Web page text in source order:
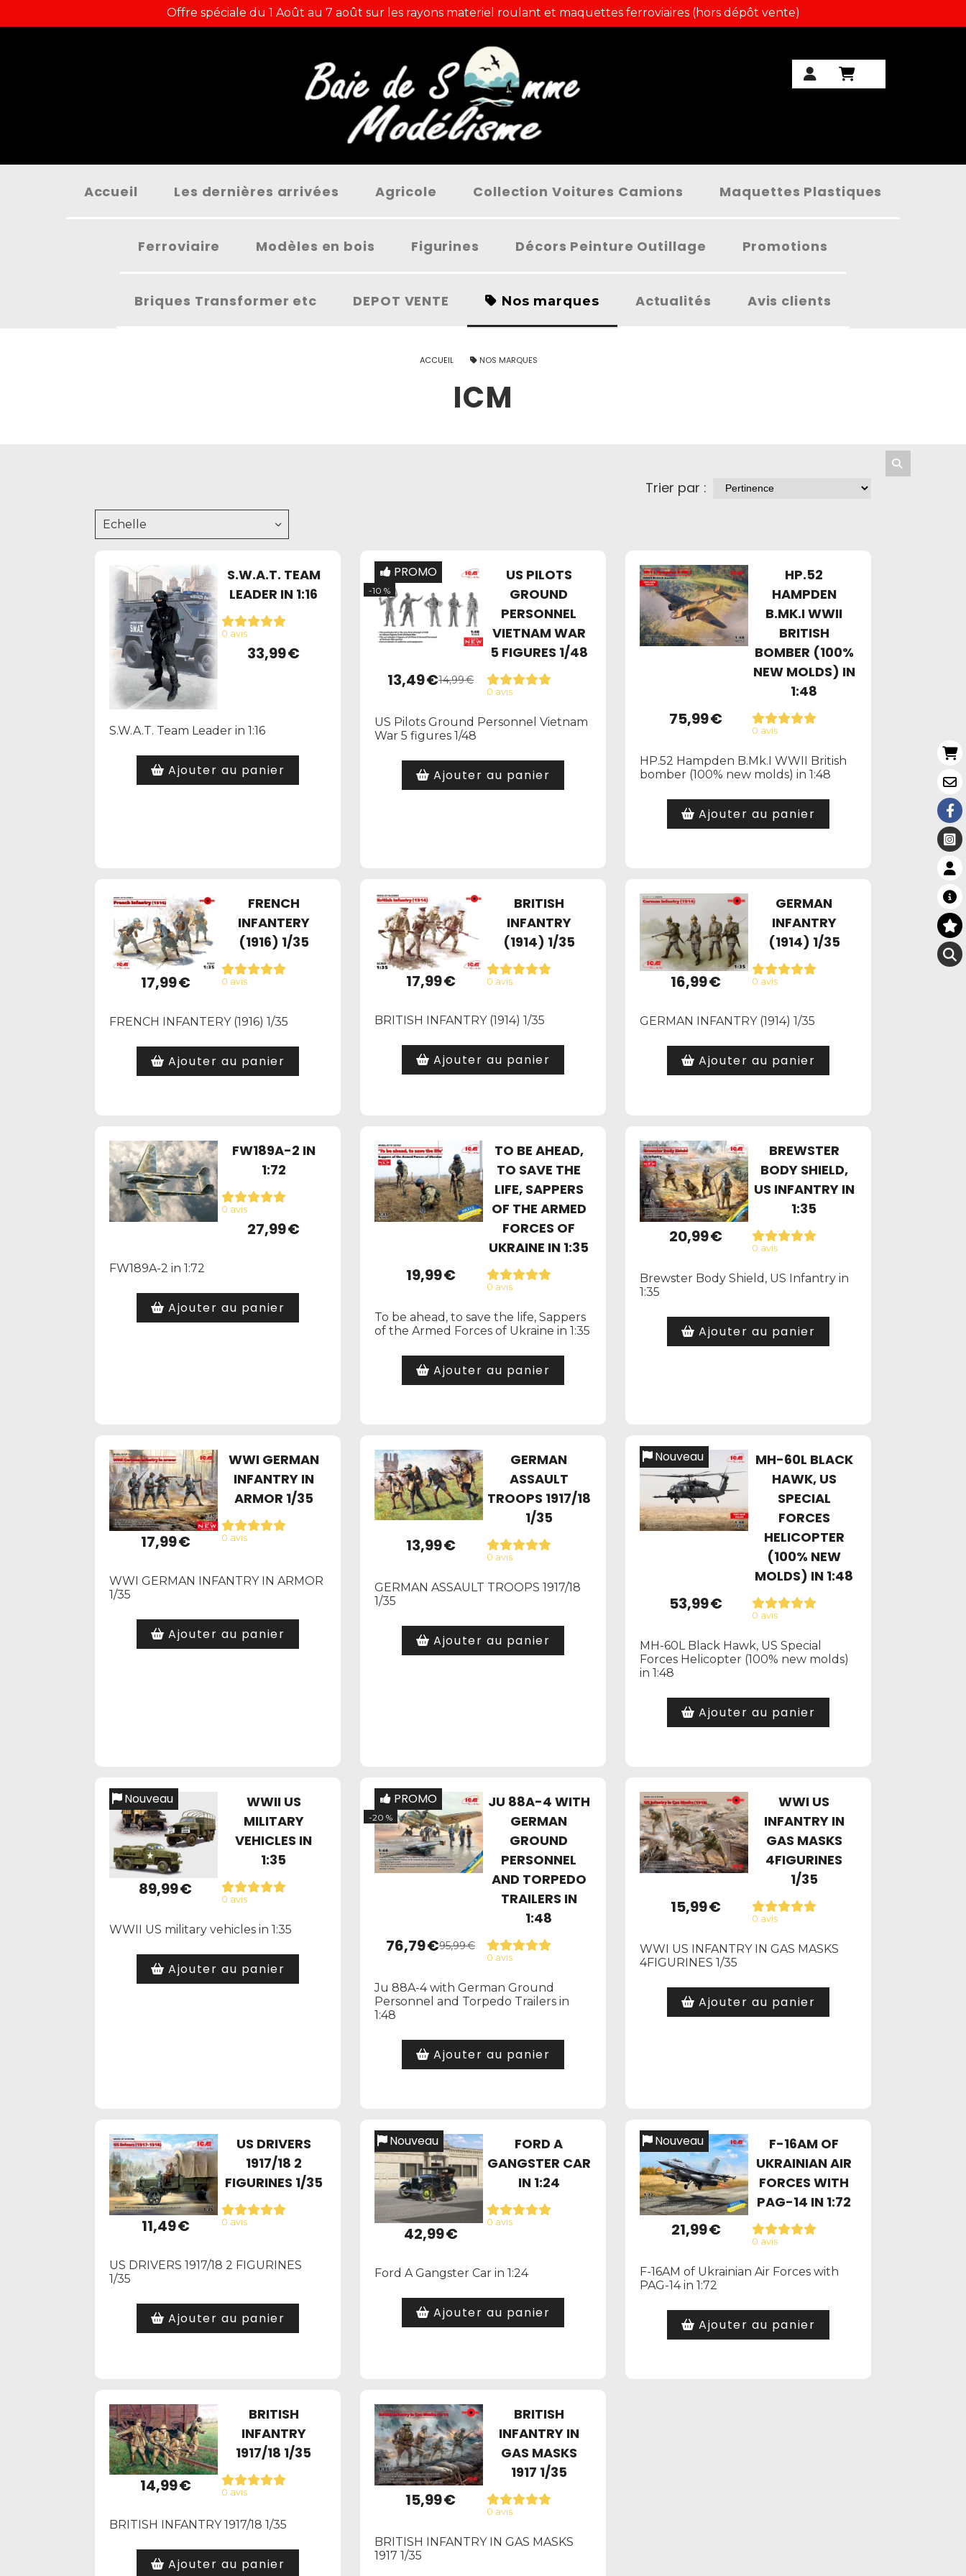
Offre spéciale du 1 Août au 7 août sur les rayons materiel roulant et maquettes ferroviaires (hors dépôt vente)
Accueil Les dernières arrivées Agricole Collection Voitures Camions Maquettes Plastiques
Ferroviaire Modèles en bois Figurines Décors Peinture Outillage Promotions
Briques Transformer etc DEPOT VENTE Nos marques Actualités Avis clients
ACCUEIL NOS MARQUES
ICM
Trier par :
Echelle
S.W.A.T. TEAM
LEADER IN 1:16
0 avis
33,99€
S.W.A.T. Team Leader in 1:16
Ajouter au panier
PROMO
-10 %
US PILOTS
GROUND
PERSONNEL
VIETNAM WAR
5 FIGURES 1/48
0 avis
13,49€14,99€
US Pilots Ground Personnel Vietnam
War 5 figures 1/48
Ajouter au panier
HP.52
HAMPDEN
B.MK.I WWII
BRITISH
BOMBER (100%
NEW MOLDS) IN
1:48
0 avis
75,99€
HP.52 Hampden B.Mk.I WWII British
bomber (100% new molds) in 1:48
Ajouter au panier
FRENCH
INFANTERY
(1916) 1/35
0 avis
17,99€
FRENCH INFANTERY (1916) 1/35
Ajouter au panier
BRITISH
INFANTRY
(1914) 1/35
0 avis
17,99€
BRITISH INFANTRY (1914) 1/35
Ajouter au panier
GERMAN
INFANTRY
(1914) 1/35
0 avis
16,99€
GERMAN INFANTRY (1914) 1/35
Ajouter au panier
FW189A-2 IN
1:72
0 avis
27,99€
FW189A-2 in 1:72
Ajouter au panier
TO BE AHEAD,
TO SAVE THE
LIFE, SAPPERS
OF THE ARMED
FORCES OF
UKRAINE IN 1:35
0 avis
19,99€
To be ahead, to save the life, Sappers
of the Armed Forces of Ukraine in 1:35
Ajouter au panier
BREWSTER
BODY SHIELD,
US INFANTRY IN
1:35
0 avis
20,99€
Brewster Body Shield, US Infantry in
1:35
Ajouter au panier
WWI GERMAN
INFANTRY IN
ARMOR 1/35
0 avis
17,99€
WWI GERMAN INFANTRY IN ARMOR
1/35
Ajouter au panier
GERMAN
ASSAULT
TROOPS 1917/18
1/35
0 avis
13,99€
GERMAN ASSAULT TROOPS 1917/18
1/35
Ajouter au panier
Nouveau
MH-60L BLACK
HAWK, US
SPECIAL
FORCES
HELICOPTER
(100% NEW
MOLDS) IN 1:48
0 avis
53,99€
MH-60L Black Hawk, US Special
Forces Helicopter (100% new molds)
in 1:48
Ajouter au panier
Nouveau
WWII US
MILITARY
VEHICLES IN
1:35
0 avis
89,99€
WWII US military vehicles in 1:35
Ajouter au panier
PROMO
-20 %
JU 88A-4 WITH
GERMAN
GROUND
PERSONNEL
AND TORPEDO
TRAILERS IN
1:48
0 avis
76,79€95,99€
Ju 88A-4 with German Ground
Personnel and Torpedo Trailers in
1:48
Ajouter au panier
WWI US
INFANTRY IN
GAS MASKS
4FIGURINES
1/35
0 avis
15,99€
WWI US INFANTRY IN GAS MASKS
4FIGURINES 1/35
Ajouter au panier
US DRIVERS
1917/18 2
FIGURINES 1/35
0 avis
11,49€
US DRIVERS 1917/18 2 FIGURINES
1/35
Ajouter au panier
Nouveau
FORD A
GANGSTER CAR
IN 1:24
0 avis
42,99€
Ford A Gangster Car in 1:24
Ajouter au panier
Nouveau
F-16AM OF
UKRAINIAN AIR
FORCES WITH
PAG-14 IN 1:72
0 avis
21,99€
F-16AM of Ukrainian Air Forces with
PAG-14 in 1:72
Ajouter au panier
BRITISH
INFANTRY
1917/18 1/35
0 avis
14,99€
BRITISH INFANTRY 1917/18 1/35
Ajouter au panier
BRITISH
INFANTRY IN
GAS MASKS
1917 1/35
0 avis
15,99€
BRITISH INFANTRY IN GAS MASKS
1917 1/35